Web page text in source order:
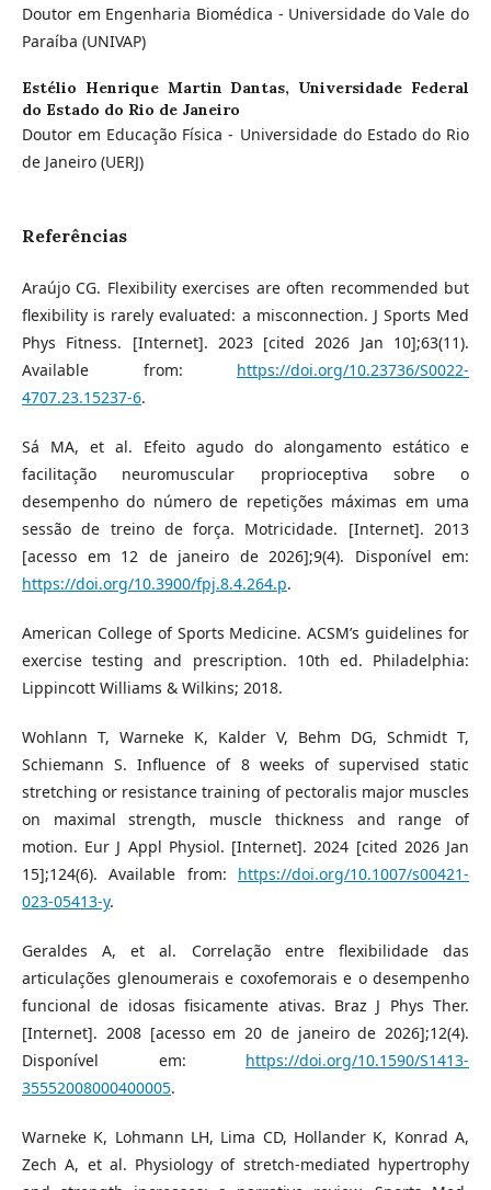
Doutor em Engenharia Biomédica - Universidade do Vale do
Paraíba (UNIVAP)
Estélio Henrique Martin Dantas, Universidade Federal
do Estado do Rio de Janeiro
Doutor em Educação Física - Universidade do Estado do Rio
de Janeiro (UERJ)
Referências
Araújo CG. Flexibility exercises are often recommended but
flexibility is rarely evaluated: a misconnection. J Sports Med
Phys Fitness. [Internet]. 2023 [cited 2026 Jan 10];63(11).
Available from: https://doi.org/10.23736/S0022-
4707.23.15237-6.
Sá MA, et al. Efeito agudo do alongamento estático e
facilitação neuromuscular proprioceptiva sobre o
desempenho do número de repetições máximas em uma
sessão de treino de força. Motricidade. [Internet]. 2013
[acesso em 12 de janeiro de 2026];9(4). Disponível em:
https://doi.org/10.3900/fpj.8.4.264.p.
American College of Sports Medicine. ACSM’s guidelines for
exercise testing and prescription. 10th ed. Philadelphia:
Lippincott Williams & Wilkins; 2018.
Wohlann T, Warneke K, Kalder V, Behm DG, Schmidt T,
Schiemann S. Influence of 8 weeks of supervised static
stretching or resistance training of pectoralis major muscles
on maximal strength, muscle thickness and range of
motion. Eur J Appl Physiol. [Internet]. 2024 [cited 2026 Jan
15];124(6). Available from: https://doi.org/10.1007/s00421-
023-05413-y.
Geraldes A, et al. Correlação entre flexibilidade das
articulações glenoumerais e coxofemorais e o desempenho
funcional de idosas fisicamente ativas. Braz J Phys Ther.
[Internet]. 2008 [acesso em 20 de janeiro de 2026];12(4).
Disponível em: https://doi.org/10.1590/S1413-
35552008000400005.
Warneke K, Lohmann LH, Lima CD, Hollander K, Konrad A,
Zech A, et al. Physiology of stretch-mediated hypertrophy